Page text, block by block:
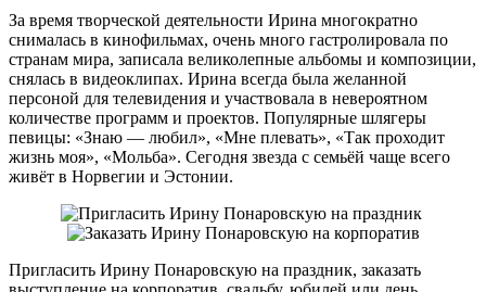
За время творческой деятельности Ирина многократно
снималась в кинофильмах, очень много гастролировала по
странам мира, записала великолепные альбомы и композиции,
снялась в видеоклипах. Ирина всегда была желанной
персоной для телевидения и участвовала в невероятном
количестве программ и проектов. Популярные шлягеры
певицы: «Знаю — любил», «Мне плевать», «Так проходит
жизнь моя», «Мольба». Сегодня звезда с семьёй чаще всего
живёт в Норвегии и Эстонии.
Пригласить Ирину Понаровскую на праздник, заказать